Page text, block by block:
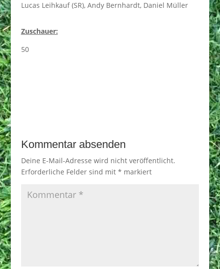
Lucas Leihkauf (SR), Andy Bernhardt, Daniel Müller
Zuschauer:
50
Kommentar absenden
Deine E-Mail-Adresse wird nicht veröffentlicht.
Erforderliche Felder sind mit * markiert